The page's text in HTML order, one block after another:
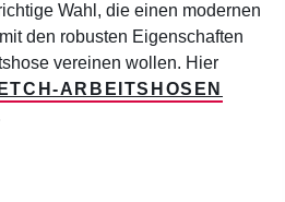
Wahl, die einen modernen
den robusten Eigenschaften
vereinen wollen. Hier
ARBEITSHOSEN